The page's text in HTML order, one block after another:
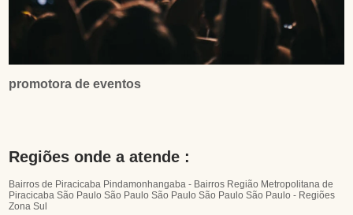
promotora de eventos
Regiões onde a atende :
Bairros de Piracicaba Pindamonhangaba - Bairros Região Metropolitana de
Piracicaba São Paulo São Paulo São Paulo São PauloSão Paulo - Regiões
Zona Sul